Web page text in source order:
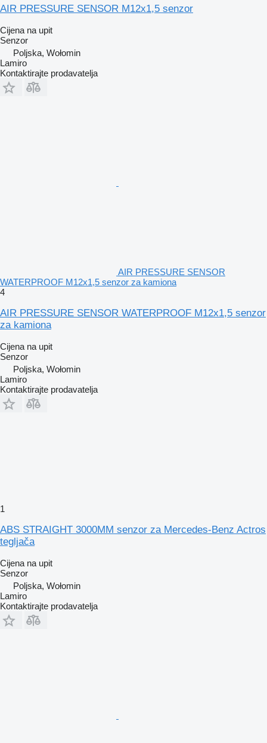
AIR PRESSURE SENSOR M12x1,5 senzor
Cijena na upit
Senzor
Poljska, Wołomin
Lamiro
Kontaktirajte prodavatelja
AIR PRESSURE SENSOR
WATERPROOF M12x1,5 senzor za kamiona
4
AIR PRESSURE SENSOR WATERPROOF M12x1,5 senzor
za kamiona
Cijena na upit
Senzor
Poljska, Wołomin
Lamiro
Kontaktirajte prodavatelja
1
ABS STRAIGHT 3000MM senzor za Mercedes-Benz Actros
tegljača
Cijena na upit
Senzor
Poljska, Wołomin
Lamiro
Kontaktirajte prodavatelja